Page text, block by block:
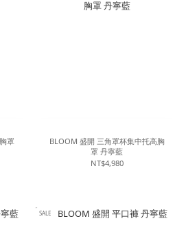
罩
BLOOM 盛開 三角罩杯集中托高胸
罩 丹寧藍
NT$4,980
SALE